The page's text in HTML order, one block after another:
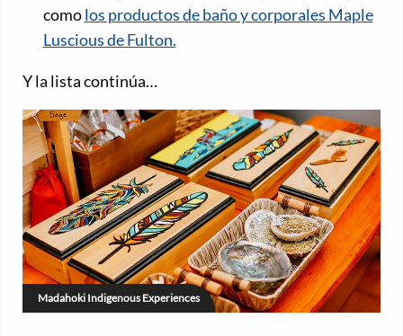
comolos productos de baño y corporales Maple
Luscious de Fulton.
Y la lista continúa…
Madahoki Indigenous Experiences